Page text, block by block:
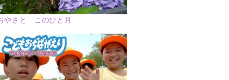
やさと このひと月